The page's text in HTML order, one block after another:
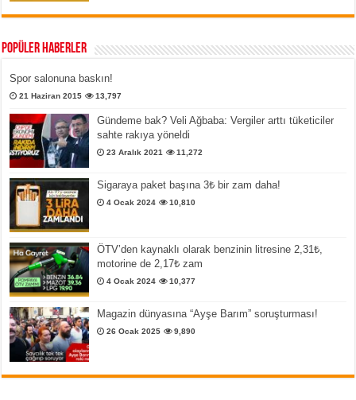
Popüler Haberler
Spor salonuna baskın!
21 Haziran 2015 13,797
Gündeme bak? Veli Ağbaba: Vergiler arttı tüketiciler
sahte rakıya yöneldi
23 Aralık 2021 11,272
Sigaraya paket başına 3₺ bir zam daha!
4 Ocak 2024 10,810
ÖTV’den kaynaklı olarak benzinin litresine 2,31₺,
motorine de 2,17₺ zam
4 Ocak 2024 10,377
Magazin dünyasına “Ayşe Barım” soruşturması!
26 Ocak 2025 9,890